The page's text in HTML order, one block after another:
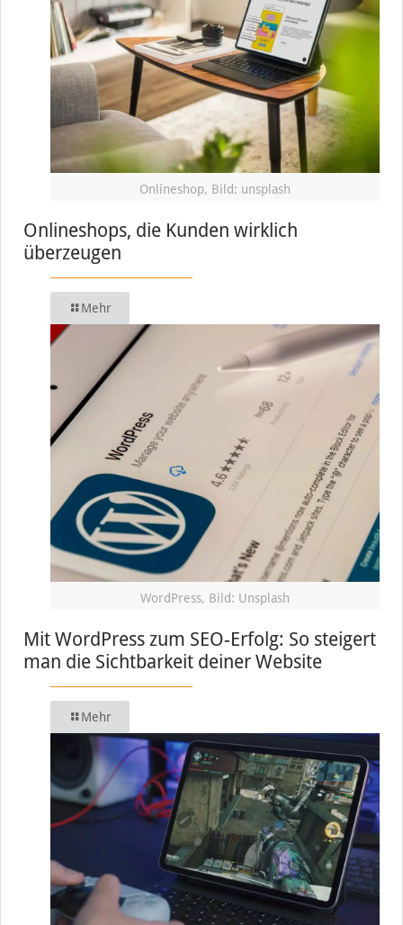
Onlineshop, Bild: unsplash
Onlineshops, die Kunden wirklich
überzeugen
Mehr
WordPress, Bild: Unsplash
Mit WordPress zum SEO-Erfolg: So steigert
man die Sichtbarkeit deiner Website
Mehr